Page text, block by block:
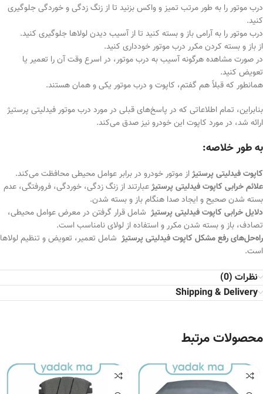
درب موتور را به طور مرتب تمیز و واکس بزنید تا از زنگ زدگی و خوردگی جلوگیری
کنید.
درب موتور را به آرامی باز و بسته کنید تا از آسیب دیدن لولاها جلوگیری کنید.
از باز و بسته کردن مکرر درب موتور خودداری کنید.
در صورت مشاهده هرگونه آسیب به درب موتور، در اسرع وقت آن را تعمیر یا
تعویض کنید.
همانطور که قبلاً هم گفتم، کاپوت و درب موتور یکی و همان هستند.
بنابراین، تمام اطلاعاتی که در پاسخ‌های قبلی در مورد درب موتور فیدلیتی پرستیژ
ارائه شد، در مورد کاپوت این خودرو نیز صدق می‌کند.
به طور خلاصه:
کاپوت فیدلیتی پرستیژاز موتور خودرو در برابر عوامل محیطی محافظت می‌کند.
علائم خرابی کاپوت فیدلیتی پرستیژعبارتند از زنگ زدگی، خوردگی، فرورفتگی، عدم
بسته شدن صحیح و ایجاد صدا هنگام باز و بسته شدن.
دلایل خرابی کاپوت فیدلیتی پرستیژ شامل قرار گرفتن در معرض عوامل محیطی،
تصادف، باز و بسته شدن مکرر و استفاده از لولای نامناسب است.
راه‌حل‌های رفع مشکل کاپوت فیدلیتی پرستیژ شامل تعمیر، تعویض و تنظیم لولاها
است.
نظرات (0)
Shipping & Delivery
محصولات مرتبط